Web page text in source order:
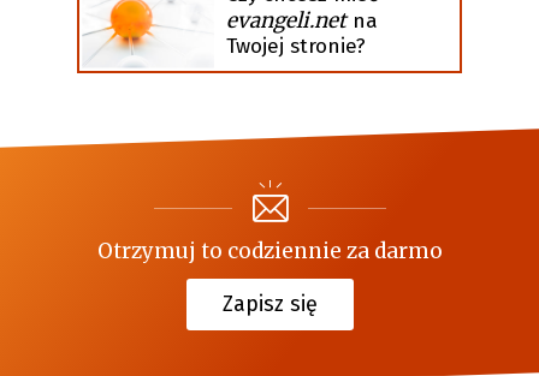
evangeli.netna
Twojej stronie?
Otrzymuj to codziennie za darmo
Zapisz się